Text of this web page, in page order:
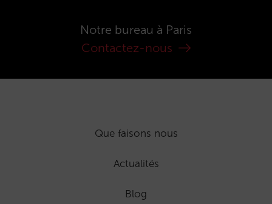
Notre bureau à Paris
Contactez-nous
Que faisons nous
Actualités
Blog